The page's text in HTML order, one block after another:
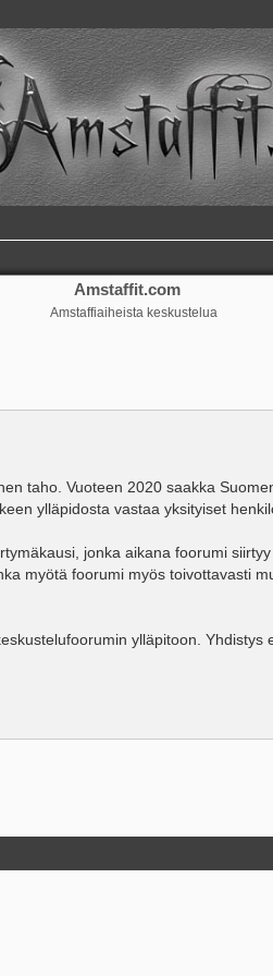
Amstaffit.com
Amstaffiaiheista keskustelua
taho. Vuoteen 2020 saakka
ylläpidosta vastaa yksityiset
jonka aikana foorumi
myötä foorumi myös toivottavasti
ylläpitoon. Yhdistys